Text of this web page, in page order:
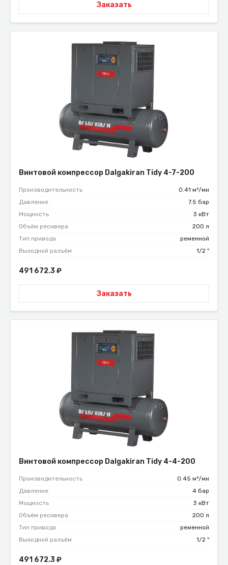
Заказать
Винтовой компрессор Dalgakiran Tidy 4-7-200
Производительность
0.41 м³/ми
Давление
7.5 бар
Мощность
3 кВт
Объём ресивера
200 л
Тип привода
ременной
Выходной разъём
1/2 "
491 672.3₽
Заказать
Винтовой компрессор Dalgakiran Tidy 4-4-200
Производительность
0.45 м³/ми
Давление
4 бар
Мощность
3 кВт
Объём ресивера
200 л
Тип привода
ременной
Выходной разъём
1/2 "
491 672.3₽